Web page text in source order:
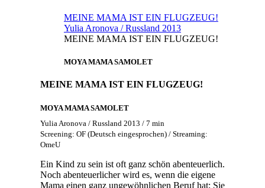
MEINE MAMA IST EIN FLUGZEUG!
Yulia Aronova / Russland 2013
MEINE MAMA IST EIN FLUGZEUG!
MOYA MAMA SAMOLET
MEINE MAMA IST EIN FLUGZEUG!
MOYA MAMA SAMOLET
Yulia Aronova / Russland 2013 / 7 min
Screening: OF (Deutsch eingesprochen) / Streaming:
OmeU
Ein Kind zu sein ist oft ganz schön abenteuerlich.
Noch abenteuerlicher wird es, wenn die eigene
Mama einen ganz ungewöhnlichen Beruf hat: Sie